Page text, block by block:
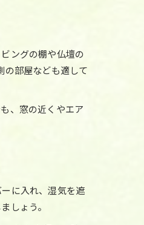
ングの棚や仏壇の
の部屋なども適して
、窓の近くやエア
に入れ、湿気を遮
しょう。